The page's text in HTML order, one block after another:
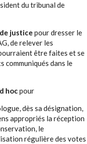
du tribunal de
justice pour dresser le
de relever les
être faites et se
communiqués dans le
hocpour
dès sa désignation,
appropriés la réception
le
régulière des votes